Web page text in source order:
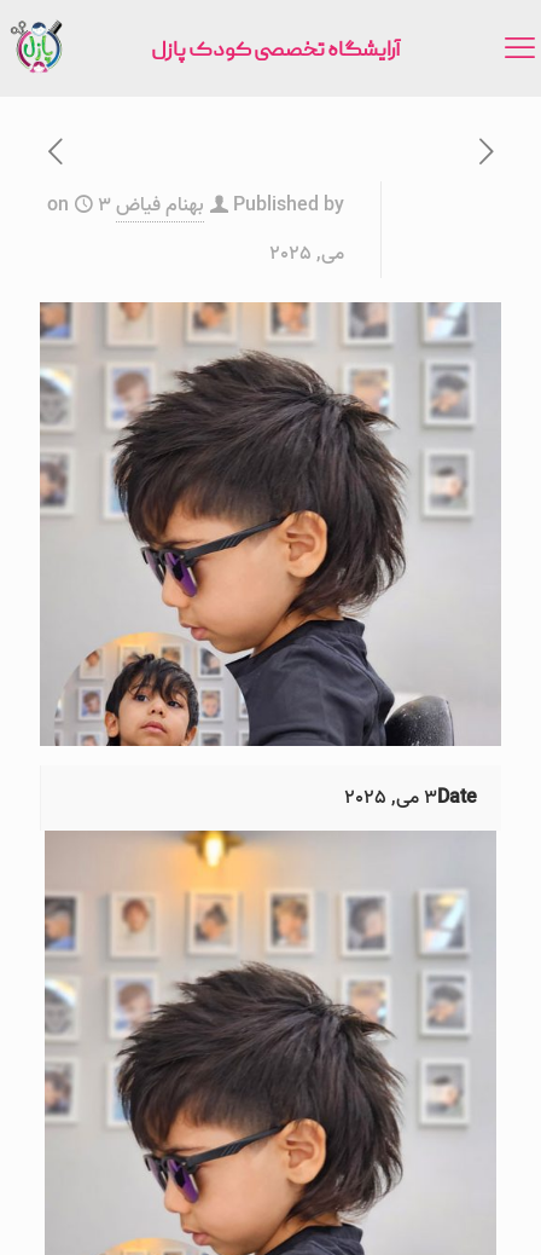
آرایشگاه تخصصی کودک پازل
Published by بهنام فیاض on
3
می, 2025
Date3 می, 2025